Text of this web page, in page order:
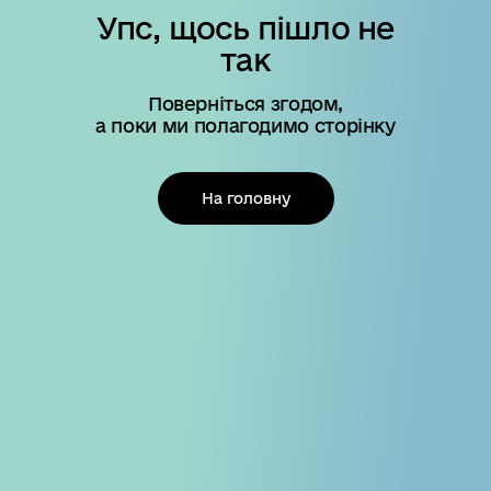
Упс, щось пішло не
так
Поверніться згодом,
а поки ми полагодимо сторінку
На головну